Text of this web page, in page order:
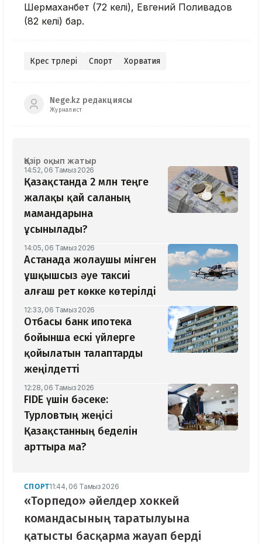
Шермаханбет (72 келі), Евгений Поливадов
(82 келі) бар.
Күрес түрлері Спорт Хорватия
Nege.kz редакциясы
Журналист
Қазір оқып жатыр
14:52, 06 Тамыз 2026
Қазақстанда 2 млн теңге
жалақы қай саланың
мамандарына
ұсынылады?
14:05, 06 Тамыз 2026
Астанада жолаушы мінген
ұшқышсыз әуе таксиі
алғаш рет көкке көтерілді
12:33, 06 Тамыз 2026
Отбасы банк ипотека
бойынша ескі үйлерге
қойылатын талаптарды
жеңілдетті
12:28, 06 Тамыз 2026
​FIDE үшін бәсеке:
Турловтың жеңісі
Қазақстанның беделін
арттыра ма?
СПОРТ11:44, 06 Тамыз 2026
«Торпедо» әйелдер хоккей
командасының таратылуына
қатысты басқарма жауап берді